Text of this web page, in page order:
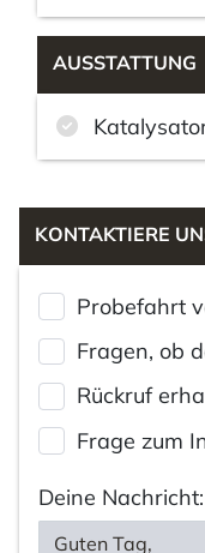
AUSSTATTUNG
KONTAKTIERE
Probefahrt
Fragen, ob
Rückruf
Frage zum
Deine Nachricht: